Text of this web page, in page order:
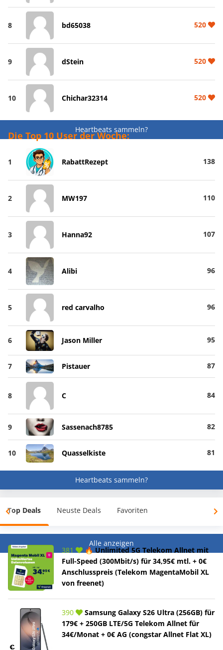
8 bd65038 520
9 dStein 520
10 Chichar32314 520
Heartbeats sammeln?
Die Top 10 User der Woche:
1 RabattRezept 138
2 MW197 110
3 Hanna92 107
4 Alibi 96
5 red carvalho 96
6 Jason Miller 95
7 Pistauer 87
8 C 84
9 Sassenach8785 82
10 Quasselkiste 81
Heartbeats sammeln?
Top Deals Neuste Deals Favoriten
Alle anzeigen
381
🔥 Unlimited 5G Telekom Allnet mit
Full-Speed (300Mbit/s) für 34,95€ mtl. + 0€
Anschlusspreis (Telekom MagentaMobil XL
von freenet)
390
Samsung Galaxy S26 Ultra (256GB) für
179€ + 250GB LTE/5G Telekom Allnet für
34€/Monat + 0€ AG (congstar Allnet Flat XL)